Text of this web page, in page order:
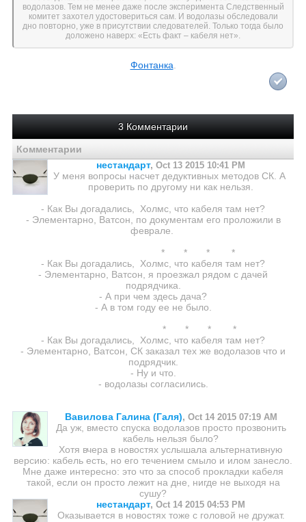
водолазов. Тем не менее даже после эксперимента Следственный
комитет захотел удостовериться сам. И водолазы обследовали
дно повторно, уже в присутствии следователей. Только тогда было
доложено наверх: «Есть факт – кабеля нет».
Фонтанка
3 Комментарии
Комментарии
нестандарт, Oct 13 2015 10:41 PM
У меня вопросы насчет дедуктивных методов СК. А
проверить по другому ни как нельзя.
- Как Вы догадались, Холмс, что кабеля там нет?
- Элементарно, Ватсон, по документам его проложили в
феврале.
* * * *
- Как Вы догадались, Холмс, что кабеля там нет?
- Элементарно, Ватсон, я проезжал рядом с дачей
подрядчика.
- А при чем здесь дача?
- А в том году ее не было.
* * * *
- Как Вы догадались, Холмс, что кабеля там нет?
- Элементарно, Ватсон, СК заказал тех же водолазов что и
подрядчик.
- Ну и что.
- водолазы согласились.
Вавилова Галина (Галя), Oct 14 2015 07:19 AM
Да уж, вместо спуска водолазов просто прозвонить
кабель нельзя было?
Хотя вчера в новостях услышала альтернативную
версию: кабель есть, но его течением смыло и илом занесло.
Мне даже интересно: это что за способ прокладки кабеля
такой, если он просто лежит на дне, нигде не выходя на
сушу?
нестандарт, Oct 14 2015 04:53 PM
Оказывается в новостях тоже с головой не дружат.